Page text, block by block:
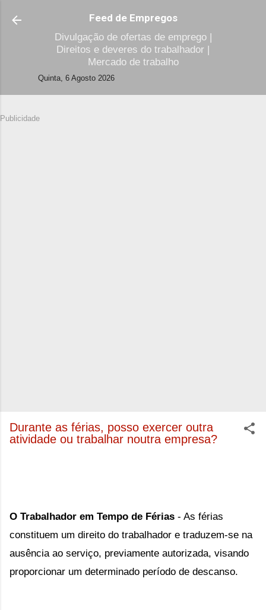
Avançar para o conteúdo principal
Feed de Empregos
Divulgação de ofertas de emprego |
Direitos e deveres do trabalhador |
Mercado de trabalho
Quinta, 6 Agosto 2026
Publicidade
Durante as férias, posso exercer outra
atividade ou trabalhar noutra empresa?
O Trabalhador em Tempo de Férias - As férias
constituem um direito do trabalhador e traduzem-se na
ausência ao serviço, previamente autorizada, visando
proporcionar um determinado período de descanso.